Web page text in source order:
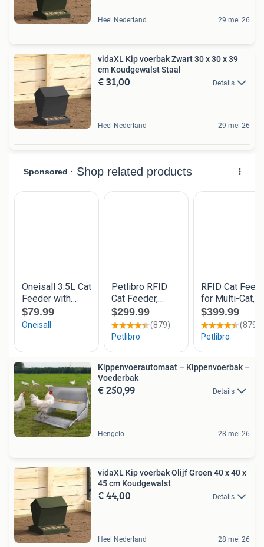
Heel Nederland 29 mei 26
vidaXL Kip voerbak Zwart 30 x 30 x 39
cm Koudgewalst Staal
€ 31,00 Details
Heel Nederland 29 mei 26
Kippenvoerautomaat – Kippenvoerbak –
Voederbak
€ 250,99 Details
Hengelo 28 mei 26
vidaXL Kip voerbak Olijf Groen 40 x 40 x
45 cm Koudgewalst
€ 44,00 Details
Heel Nederland 28 mei 26